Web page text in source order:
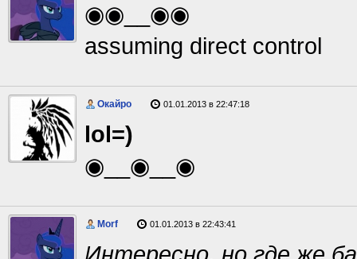
◉◉__◉◉
assuming direct control
Окайро 01.01.2013 в 22:47:18
lol=)
◉__◉__◉
Morf 01.01.2013 в 22:43:41